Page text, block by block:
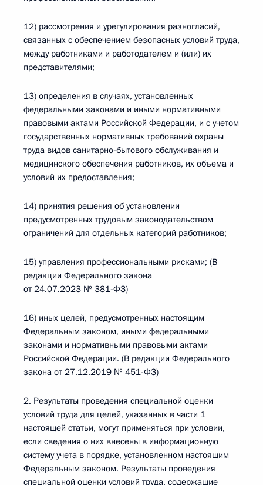
12) рассмотрения и урегулирования разногласий,
связанных с обеспечением безопасных условий труда,
между работниками и работодателем и (или) их
представителями;
13) определения в случаях, установленных
федеральными законами и иными нормативными
правовыми актами Российской Федерации, и с учетом
государственных нормативных требований охраны
труда видов санитарно-бытового обслуживания и
медицинского обеспечения работников, их объема и
условий их предоставления;
14) принятия решения об установлении
предусмотренных трудовым законодательством
ограничений для отдельных категорий работников;
15) управления профессиональными рисками; (В
редакции Федерального закона
от 24.07.2023 № 381-ФЗ)
16) иных целей, предусмотренных настоящим
Федеральным законом, иными федеральными
законами и нормативными правовыми актами
Российской Федерации. (В редакции Федерального
закона от 27.12.2019 № 451-ФЗ)
2. Результаты проведения специальной оценки
условий труда для целей, указанных в части 1
настоящей статьи, могут применяться при условии,
если сведения о них внесены в информационную
систему учета в порядке, установленном настоящим
Федеральным законом. Результаты проведения
специальной оценки условий труда, содержащие